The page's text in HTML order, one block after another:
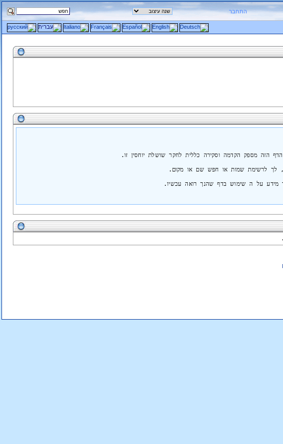
התחבר
הזה מספק הקדמה וסקירה כללית לחקר שושלת יוחסין זו.
לך לרשימת שמות או חפש שם או מקום.
מידע על ה שימוש בדף שהנך רואה עכשיו.